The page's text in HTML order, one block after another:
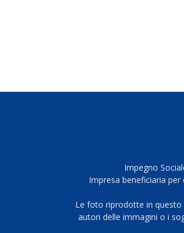
Impegno
Impresa beneficiaria
Le foto riprodotte in questo
autori delle immagini o i